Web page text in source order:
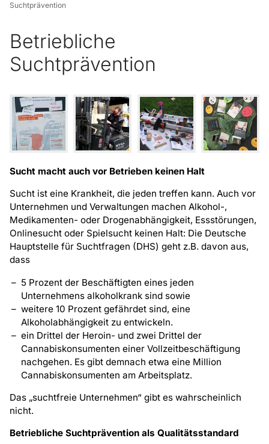
Suchtprävention
Betriebliche
Suchtprävention
Sucht macht auch vor Betrieben keinen Halt
Sucht ist eine Krankheit, die jeden treffen kann. Auch vor
Unternehmen und Verwaltungen machen Alkohol-,
Medikamenten- oder Drogenabhängigkeit, Essstörungen,
Onlinesucht oder Spielsucht keinen Halt: Die Deutsche
Hauptstelle für Suchtfragen (DHS) geht z.B. davon aus,
dass
5 Prozent der Beschäftigten eines jeden
Unternehmens alkoholkrank sind sowie
weitere 10 Prozent gefährdet sind, eine
Alkoholabhängigkeit zu entwickeln.
ein Drittel der Heroin- und zwei Drittel der
Cannabiskonsumenten einer Vollzeitbeschäftigung
nachgehen. Es gibt demnach etwa eine Million
Cannabiskonsumenten am Arbeitsplatz.
Das „suchtfreie Unternehmen“ gibt es wahrscheinlich
nicht.
Betriebliche Suchtprävention als Qualitätsstandard